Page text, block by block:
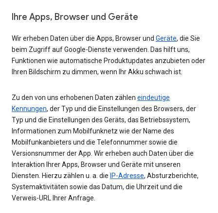
Ihre Apps, Browser und Geräte
Wir erheben Daten über die Apps, Browser und Geräte, die Sie
beim Zugriff auf Google-Dienste verwenden. Das hilft uns,
Funktionen wie automatische Produktupdates anzubieten oder
Ihren Bildschirm zu dimmen, wenn Ihr Akku schwach ist.
Zu den von uns erhobenen Daten zählen eindeutige
Kennungen, der Typ und die Einstellungen des Browsers, der
Typ und die Einstellungen des Geräts, das Betriebssystem,
Informationen zum Mobilfunknetz wie der Name des
Mobilfunkanbieters und die Telefonnummer sowie die
Versionsnummer der App. Wir erheben auch Daten über die
Interaktion Ihrer Apps, Browser und Geräte mit unseren
Diensten. Hierzu zählen u. a. die IP-Adresse, Absturzberichte,
Systemaktivitäten sowie das Datum, die Uhrzeit und die
Verweis-URL Ihrer Anfrage.